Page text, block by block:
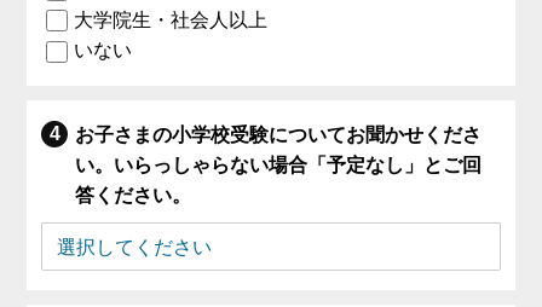
大学院生・社会人以上
いない
お子さまの小学校受験についてお聞かせくださ
い。いらっしゃらない場合「予定なし」とご回
答ください。